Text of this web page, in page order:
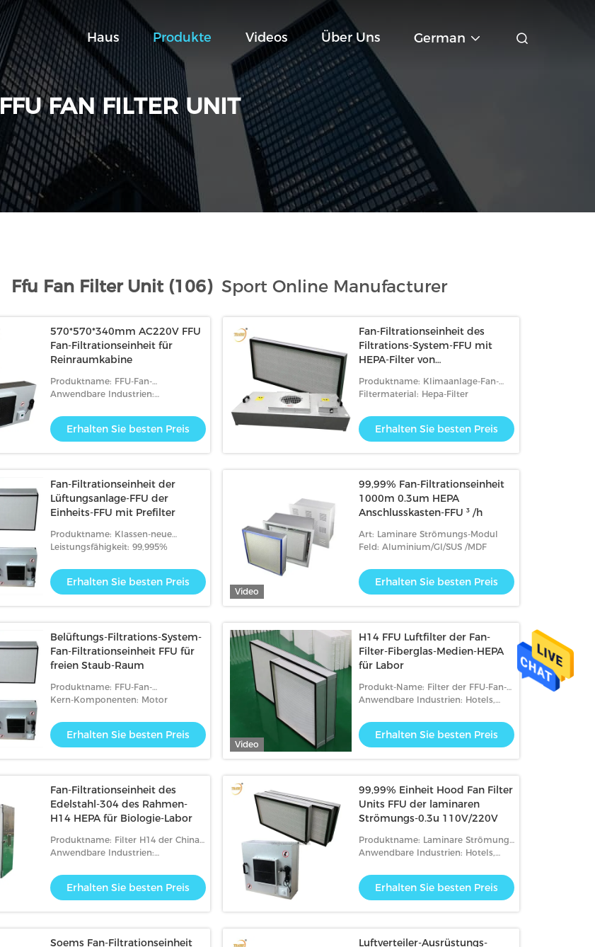
Haus Produkte Videos Über Uns German
FFU FAN FILTER UNIT
Ffu Fan Filter Unit (106) Sport Online Manufacturer
570*570*340mm AC220V FFU
Fan-Filtrationseinheit für
Reinraumkabine
Produktname: FFU-Fan-
Filtrationseinheit für
Anwendbare Industrien:
Getränkegeschäfte
Erhalten Sie besten Preis
Fan-Filtrationseinheit des
Filtrations-System-FFU mit
HEPA-Filter von
Produktname: Klimaanlage-Fan-
Filtrationseinheit mit Hepa-Filter
Filtermaterial: Hepa-Filter
Erhalten Sie besten Preis
Fan-Filtrationseinheit der
Lüftungsanlage-FFU der
Einheits-FFU mit Prefilter
Produktname: Klassen-neue
Zustand FFU ISO 7 mit Prefilter und
Leistungsfähigkeit: 99,995%
Erhalten Sie besten Preis
Video
99,99% Fan-Filtrationseinheit
1000m 0.3um HEPA
Anschlusskasten-FFU ³ /h
Art: Laminare Strömungs-Modul
Feld: Aluminium/GI/SUS /MDF
Erhalten Sie besten Preis
Belüftungs-Filtrations-System-
Fan-Filtrationseinheit FFU für
freien Staub-Raum
Produktname: FFU-Fan-
Filtrationseinheit für freien Staub-
Kern-Komponenten: Motor
Erhalten Sie besten Preis
Video
H14 FFU Luftfilter der Fan-
Filter-Fiberglas-Medien-HEPA
für Labor
Produkt-Name: Filter der FFU-Fan-
Filtrationseinheits-H14 HEPA für
Anwendbare Industrien: Hotels,
Geschäfte, Produktionsanlage,
Maschinerie-Reparaturwerkstätten
Erhalten Sie besten Preis
Fan-Filtrationseinheit des
Edelstahl-304 des Rahmen-
H14 HEPA für Biologie-Labor
Produktname: Filter H14 der China-
Fan-Filtrationseinheits-FFU Hepa für
Anwendbare Industrien:
Getränkefabrik-, -
Lebensmittelladen-, -
nahrungsmittel-u. -getränkegesc
Erhalten Sie besten Preis
99,99% Einheit Hood Fan Filter
Units FFU der laminaren
Strömungs-0.3u 110V/220V
Produktname: Laminare Strömung
Hood Fan Filter Unit FFU
Anwendbare Industrien: Hotels,
Geschäfte, Produktionsanlage,
Maschinerie-Reparaturwerkstätten
Erhalten Sie besten Preis
Soems Fan-Filtrationseinheit
Luftverteiler-Ausrüstungs-